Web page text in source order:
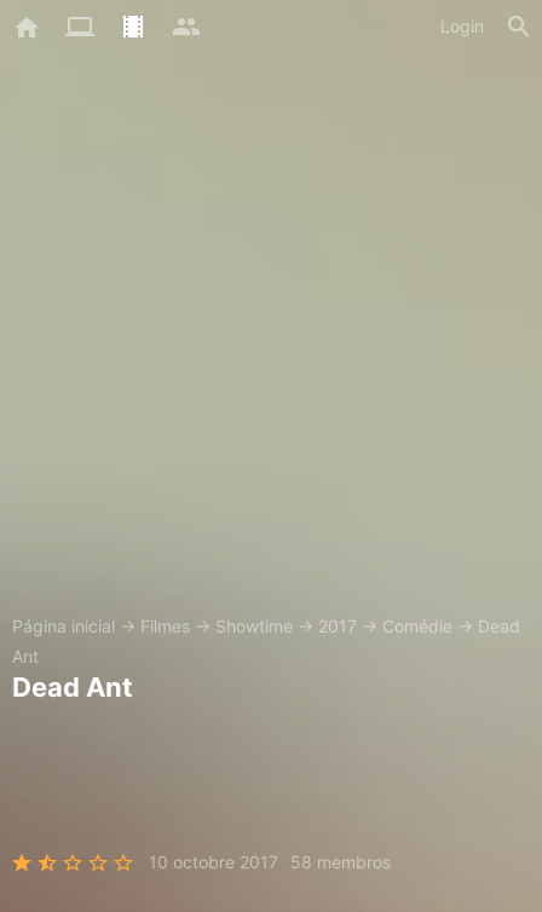
Login
Página inicial → Filmes → Showtime → 2017 → Comédie → Dead
Ant
Dead Ant
10 octobre 2017 58 membros